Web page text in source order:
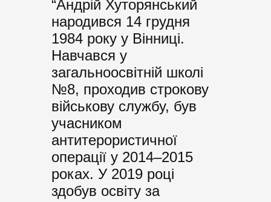
“Андрій Хуторянський
народився 14 грудня
1984 року у Вінниці.
Навчався у
загальноосвітній школі
№8, проходив строкову
військову службу, був
учасником
антитерористичної
операції у 2014–2015
роках. У 2019 році
здобув освіту за